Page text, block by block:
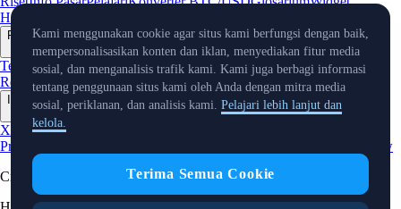
Harga
Perusahaan
+
Tentang KamiRoadmapKarierMitraKeamananProof of
ReserveAfiliasiLisensi & RegistrasiListingIklimCapitalVerifikasi
Info Terkini
+
X Warta
Produk
TradingView
Cryptocurrency in Every Wallet™
Kami menggunakan cookie agar situs kami berfungsi dengan baik,
mempersonalisasikan konten dan iklan, menyediakan fitur media
sosial, dan menganalisis trafik kami. Kami juga berbagi informasi
tentang penggunaan situs kami oleh Anda dengan mitra media
sosial, periklanan, dan analisis kami. Pelajari lebih lanjut dan
kelola.
Terima Semua Cookie